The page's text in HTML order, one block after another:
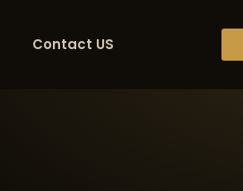
Contact US